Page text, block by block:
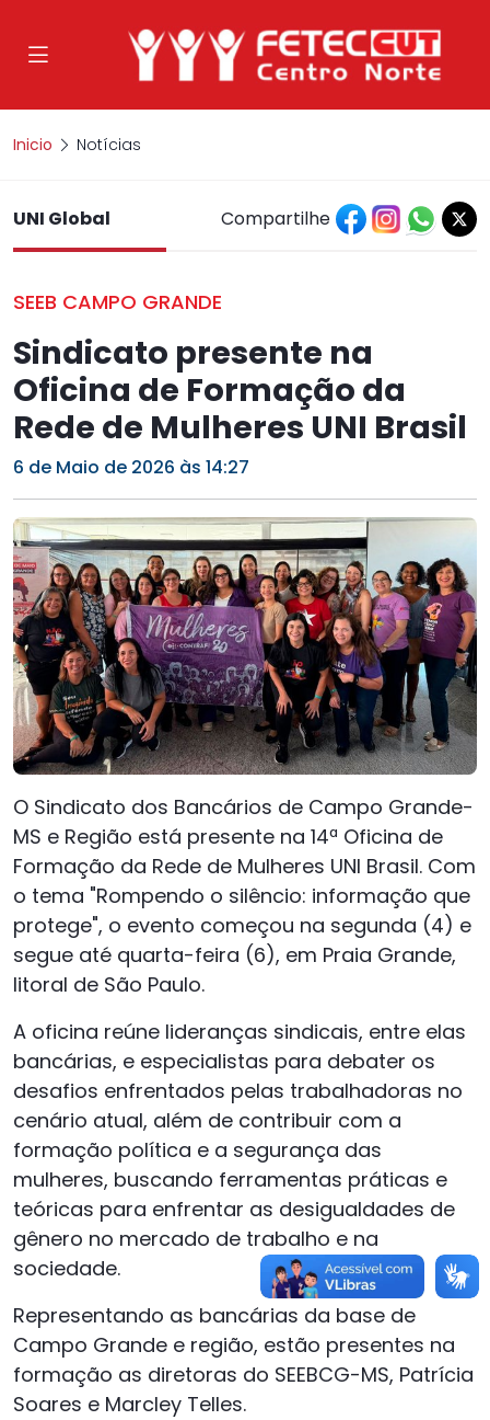
Inicio Notícias
UNI Global Compartilhe
SEEB CAMPO GRANDE
Sindicato presente na
Oficina de Formação da
Rede de Mulheres UNI Brasil
6 de Maio de 2026 às 14:27
O Sindicato dos Bancários de Campo Grande-
MS e Região está presente na 14ª Oficina de
Formação da Rede de Mulheres UNI Brasil. Com
o tema "Rompendo o silêncio: informação que
protege", o evento começou na segunda (4) e
segue até quarta-feira (6), em Praia Grande,
litoral de São Paulo.
A oficina reúne lideranças sindicais, entre elas
bancárias, e especialistas para debater os
desafios enfrentados pelas trabalhadoras no
cenário atual, além de contribuir com a
formação política e a segurança das
mulheres, buscando ferramentas práticas e
teóricas para enfrentar as desigualdades de
gênero no mercado de trabalho e na
sociedade.
Representando as bancárias da base de
Campo Grande e região, estão presentes na
formação as diretoras do SEEBCG-MS, Patrícia
Soares e Marcley Telles.